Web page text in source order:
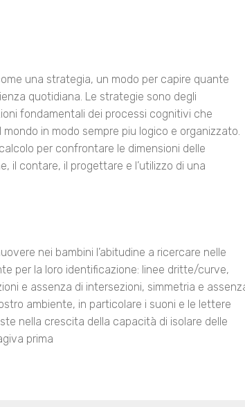
una strategia, un modo per capire quante
quotidiana. Le strategie sono degli
fondamentali dei processi cognitivi che
in modo sempre piu logico e organizzato.
per confrontare le dimensioni delle
il contare, il progettare e l’utilizzo di una
nei bambini l’abitudine a ricercare nelle
per la loro identificazione: linee dritte/curve,
e assenza di intersezioni, simmetria e
ambiente, in particolare i suoni e le lettere
nella crescita della capacità di isolare delle
prima